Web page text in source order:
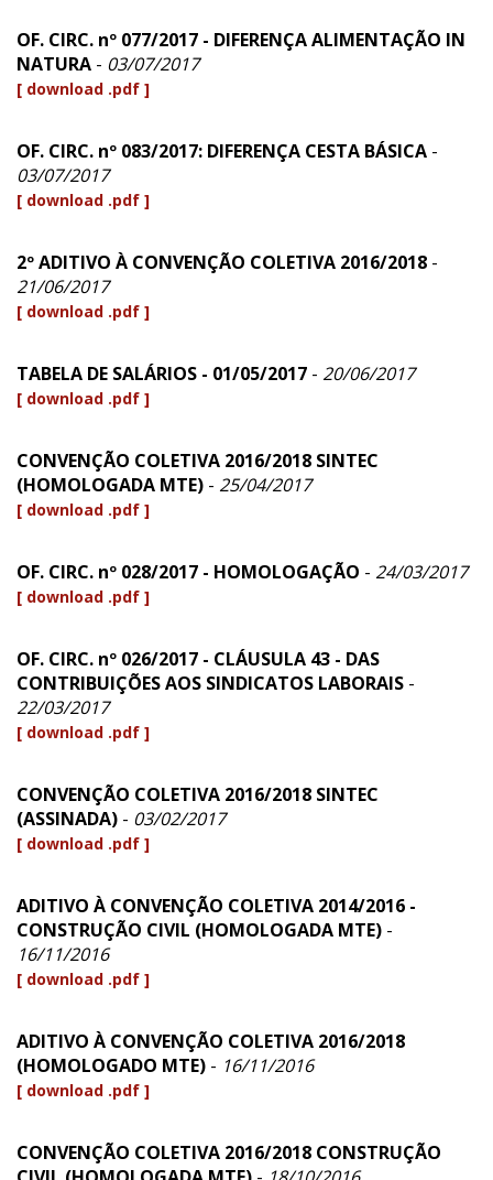
OF. CIRC. nº 077/2017 - DIFERENÇA ALIMENTAÇÃO IN
NATURA - 03/07/2017
[ download .pdf ]
OF. CIRC. nº 083/2017: DIFERENÇA CESTA BÁSICA -
03/07/2017
[ download .pdf ]
2º ADITIVO À CONVENÇÃO COLETIVA 2016/2018 -
21/06/2017
[ download .pdf ]
TABELA DE SALÁRIOS - 01/05/2017 - 20/06/2017
[ download .pdf ]
CONVENÇÃO COLETIVA 2016/2018 SINTEC
(HOMOLOGADA MTE) - 25/04/2017
[ download .pdf ]
OF. CIRC. nº 028/2017 - HOMOLOGAÇÃO - 24/03/2017
[ download .pdf ]
OF. CIRC. nº 026/2017 - CLÁUSULA 43 - DAS
CONTRIBUIÇÕES AOS SINDICATOS LABORAIS -
22/03/2017
[ download .pdf ]
CONVENÇÃO COLETIVA 2016/2018 SINTEC
(ASSINADA) - 03/02/2017
[ download .pdf ]
ADITIVO À CONVENÇÃO COLETIVA 2014/2016 -
CONSTRUÇÃO CIVIL (HOMOLOGADA MTE) -
16/11/2016
[ download .pdf ]
ADITIVO À CONVENÇÃO COLETIVA 2016/2018
(HOMOLOGADO MTE) - 16/11/2016
[ download .pdf ]
CONVENÇÃO COLETIVA 2016/2018 CONSTRUÇÃO